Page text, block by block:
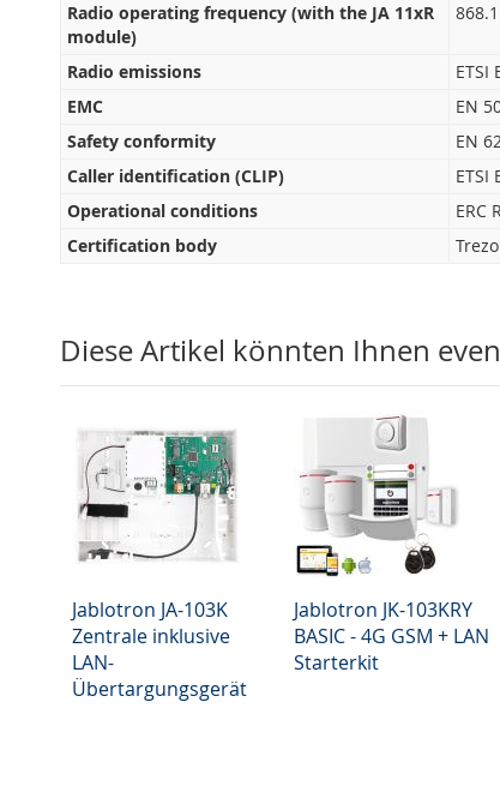
Radio operating frequency (with the JA 11xR
module)
Radio emissions
ETSI
EMC
EN
Safety conformity
EN
Caller identification (CLIP)
ETSI
Operational conditions
ERC
Certification body
Diese Artikel könnten Ihnen
Jablotron JA-103K
Zentrale inklusive
LAN-
Übertargungsgerät
Jablotron JK-103KRY
BASIC - 4G GSM + LAN
Starterkit